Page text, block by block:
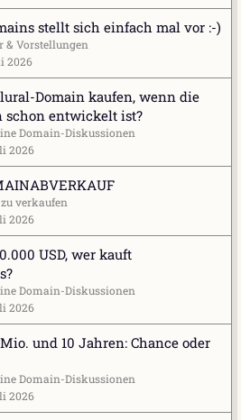
stellt sich einfach mal vor :-)
& Vorstellungen
2026
Domain kaufen, wenn die
schon entwickelt ist?
Domain-Diskussionen
2026
verkaufen
2026
USD, wer kauft
Domain-Diskussionen
2026
und 10 Jahren: Chance oder
Domain-Diskussionen
2026